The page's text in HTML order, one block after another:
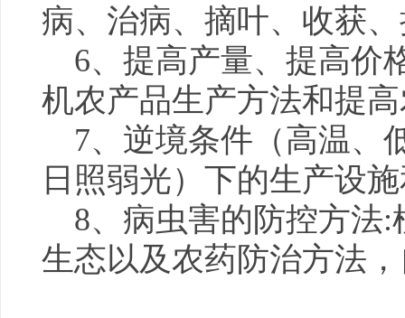
病、治病、摘叶、收获
6、提高产量、提高价
机农产品生产方法和提
7、逆境条件（高温、
日照弱光）下的生产设
8、病虫害的防控方法
生态以及农药防治方法